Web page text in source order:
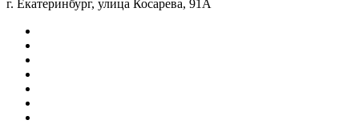
г. Екатеринбург, улица Косарева, 91А